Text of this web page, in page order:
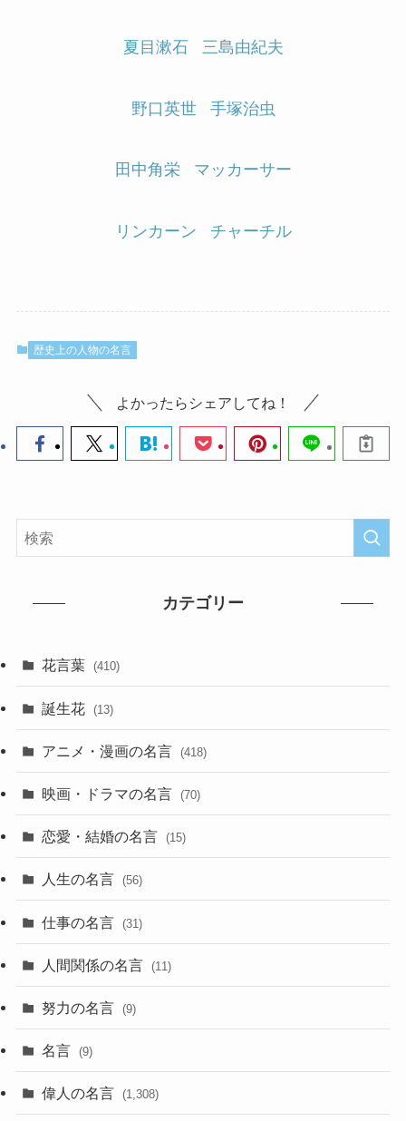
夏目漱石 三島由紀夫
野口英世 手塚治虫
田中角栄 マッカーサー
リンカーン チャーチル
歴史上の人物の名言
よかったらシェアしてね！
カテゴリー
花言葉 (410)
誕生花 (13)
アニメ・漫画の名言 (418)
映画・ドラマの名言 (70)
恋愛・結婚の名言 (15)
人生の名言 (56)
仕事の名言 (31)
人間関係の名言 (11)
努力の名言 (9)
名言 (9)
偉人の名言 (1,308)